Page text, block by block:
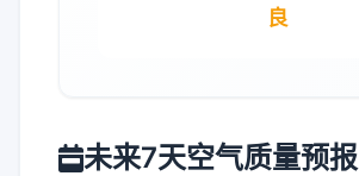
良
未来7天空气质量预报